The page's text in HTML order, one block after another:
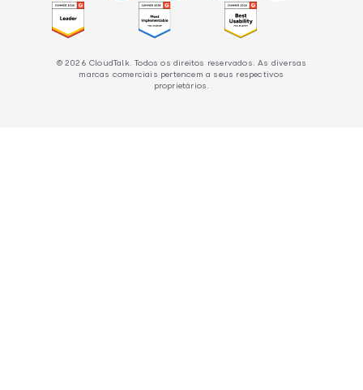
© 2026 CloudTalk. Todos os direitos reservados. As diversas
marcas comerciais pertencem a seus respectivos
proprietários.